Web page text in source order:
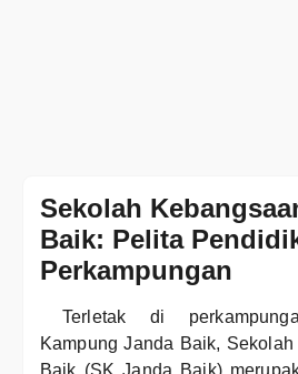
Sekolah
Baik: Pelita
Perkampungan
Terletak di
Kampung Janda Baik,
Baik (SK Janda Baik)